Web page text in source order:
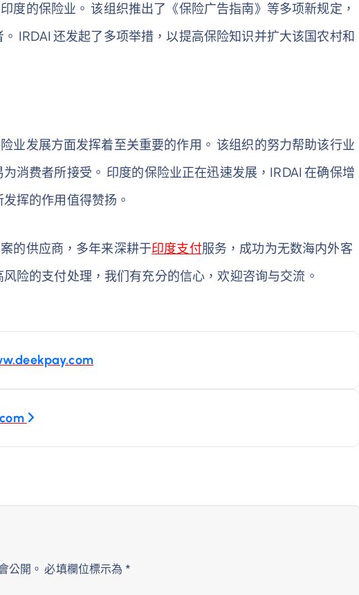
度的保险业。 该组织推出了《保险广告指南》等多项新规定，
IRDAI 还发起了多项举措，以提高保险知识并扩大该国农村和
业发展方面发挥着至关重要的作用。 该组织的努力帮助该行业
消费者所接受。 印度的保险业正在迅速发展，IRDAI 在确保增
挥的作用值得赞扬。
的供应商，多年来深耕于印度支付服务，成功为无数海内外客
险的支付处理，我们有充分的信心，欢迎咨询与交流。
公開。 必填欄位標示為 *